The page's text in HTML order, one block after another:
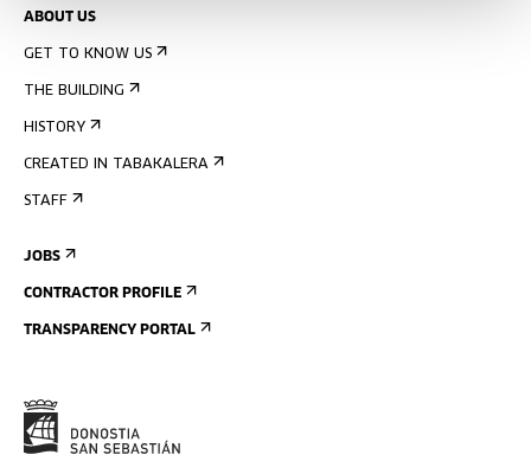
ABOUT US
GET TO KNOW US
THE BUILDING
HISTORY
CREATED IN TABAKALERA
STAFF
JOBS
CONTRACTOR PROFILE
TRANSPARENCY PORTAL